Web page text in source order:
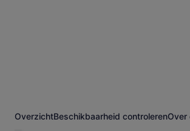
OverzichtBeschikbaarheid controlerenOver